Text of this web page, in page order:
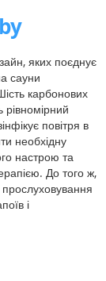
яких поєднує
сауни
карбонових
рівномірний
повітря в
необхідну
настрою та
До того ж,
і